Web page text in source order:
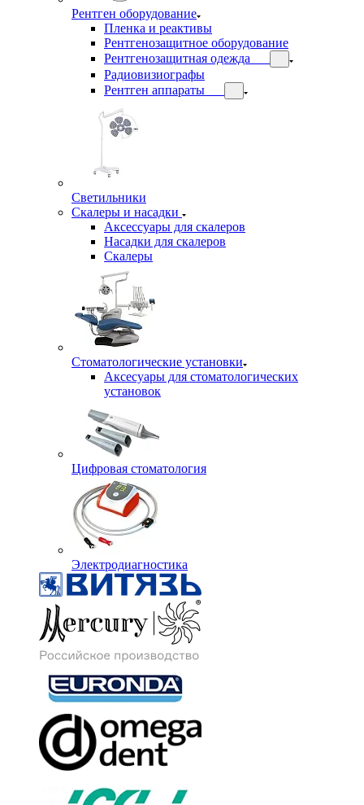
Рентген оборудование
Пленка и реактивы
Рентгенозащитное оборудование
Рентгенозащитная одежда
Радиовизиографы
Рентген аппараты
Светильники
Скалеры и насадки
Аксессуары для скалеров
Насадки для скалеров
Скалеры
Стоматологические установки
Аксесуары для стоматологических
установок
Цифровая стоматология
Электродиагностика